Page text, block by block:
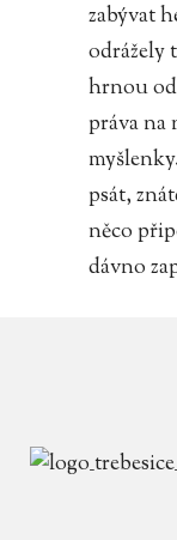
zabývat
odrážely
hrnou
práva na
psát,
něco
dávno